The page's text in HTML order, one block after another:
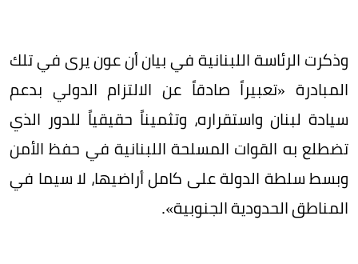
وذكرت الرئاسة اللبنانية في بيان أن عون يرى في تلك
المبادرة «تعبيراً صادقاً عن الالتزام الدولي بدعم
سيادة لبنان واستقراره، وتثميناً حقيقياً للدور الذي
تضطلع به القوات المسلحة اللبنانية في حفظ الأمن
وبسط سلطة الدولة على كامل أراضيها، لا سيما في
المناطق الحدودية الجنوبية».